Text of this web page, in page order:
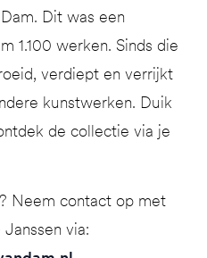
Dit was een
1.100 werken. Sinds die
verdiept en verrijkt
kunstwerken. Duik
de collectie via je
Neem contact op met
via: